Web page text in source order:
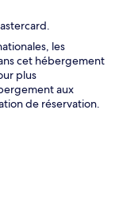
les
cet hébergement
plus
aux
de réservation.